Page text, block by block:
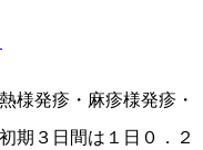
様発疹・麻疹様発疹・
期３日間は１日０．２